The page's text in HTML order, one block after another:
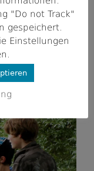
weitere
"Do not Track"
gespeichert.
Einstellungen